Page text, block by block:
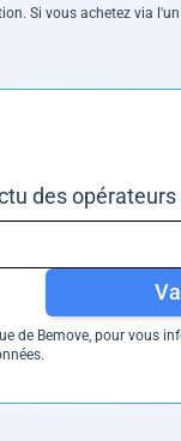
Si vous achetez via
des
de Bemove, pour vous